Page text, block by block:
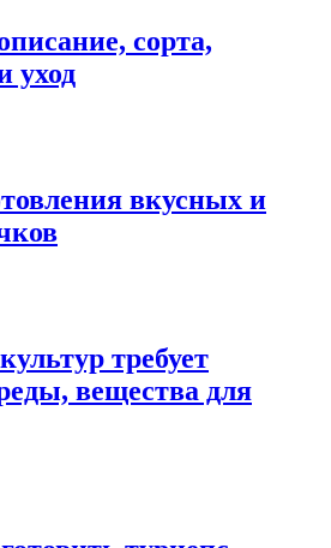
сорта,
уход
вкусных и
требует
вещества для